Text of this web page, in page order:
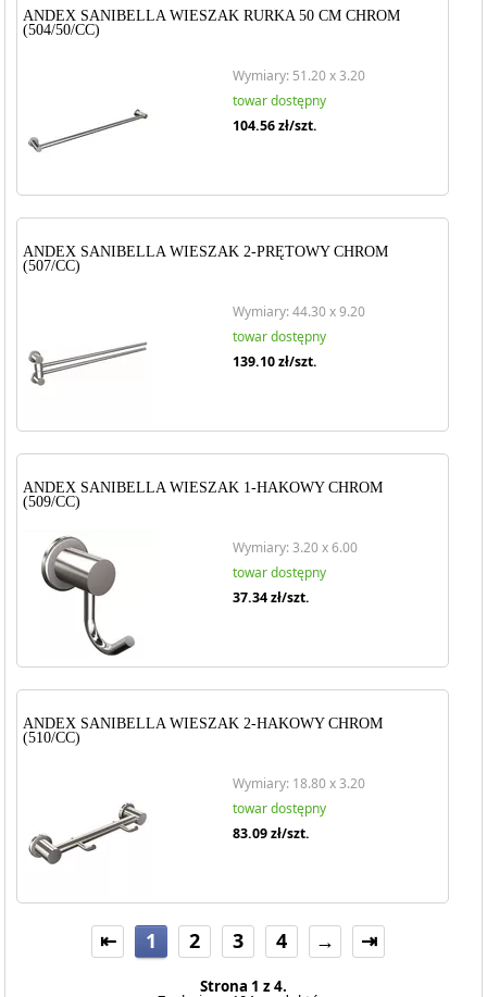
ANDEX SANIBELLA WIESZAK RURKA 50 CM CHROM
(504/50/CC)
Wymiary: 51.20 x 3.20
towar dostępny
104.56zł/szt.
ANDEX SANIBELLA WIESZAK 2-PRĘTOWY CHROM
(507/CC)
Wymiary: 44.30 x 9.20
towar dostępny
139.10zł/szt.
ANDEX SANIBELLA WIESZAK 1-HAKOWY CHROM
(509/CC)
Wymiary: 3.20 x 6.00
towar dostępny
37.34zł/szt.
ANDEX SANIBELLA WIESZAK 2-HAKOWY CHROM
(510/CC)
Wymiary: 18.80 x 3.20
towar dostępny
83.09zł/szt.
⇤ 1 2 3 4 → ⇥
Strona 1 z 4.